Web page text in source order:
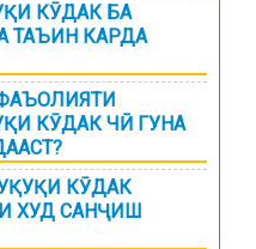
КӮДАК БА
ТАЪИН КАРДА
КӮДАК ЧӢ ГУНА
КӮДАК
ХУД САНҶИШ